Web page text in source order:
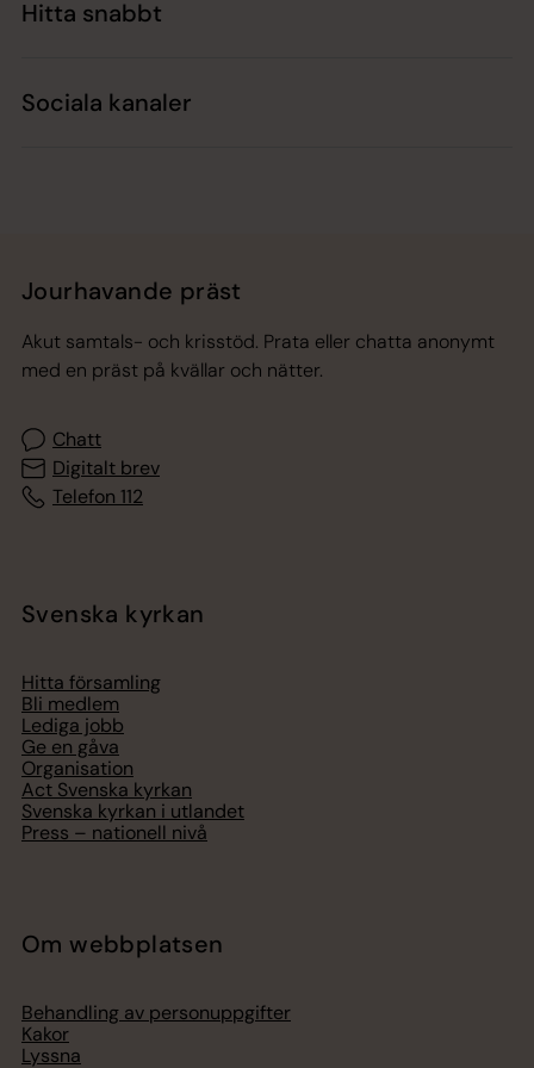
Hitta snabbt
Sociala kanaler
Jourhavande präst
Akut samtals- och krisstöd. Prata eller chatta anonymt
med en präst på kvällar och nätter.
Chatt
Digitalt brev
Telefon 112
Svenska kyrkan
Hitta församling
Bli medlem
Lediga jobb
Ge en gåva
Organisation
Act Svenska kyrkan
Svenska kyrkan i utlandet
Press – nationell nivå
Om webbplatsen
Behandling av personuppgifter
Kakor
Lyssna